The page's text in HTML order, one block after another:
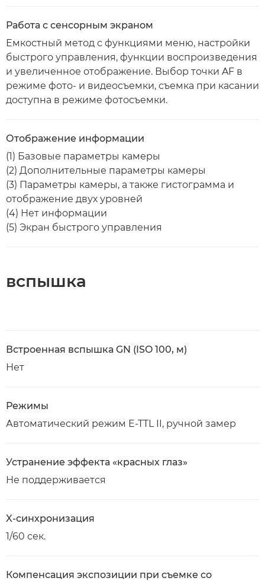
Работа с сенсорным экраном
Емкостный метод с функциями меню, настройки
быстрого управления, функции воспроизведения
и увеличенное отображение. Выбор точки AF в
режиме фото- и видеосъемки, съемка при касании
доступна в режиме фотосъемки.
Отображение информации
(1) Базовые параметры камеры
(2) Дополнительные параметры камеры
(3) Параметры камеры, а также гистограмма и
отображение двух уровней
(4) Нет информации
(5) Экран быстрого управления
вспышка
Встроенная вспышка GN (ISO 100, м)
Нет
Режимы
Автоматический режим E-TTL II, ручной замер
Устранение эффекта «красных глаз»
Не поддерживается
X-синхронизация
1/60 сек.
Компенсация экспозиции при съемке со